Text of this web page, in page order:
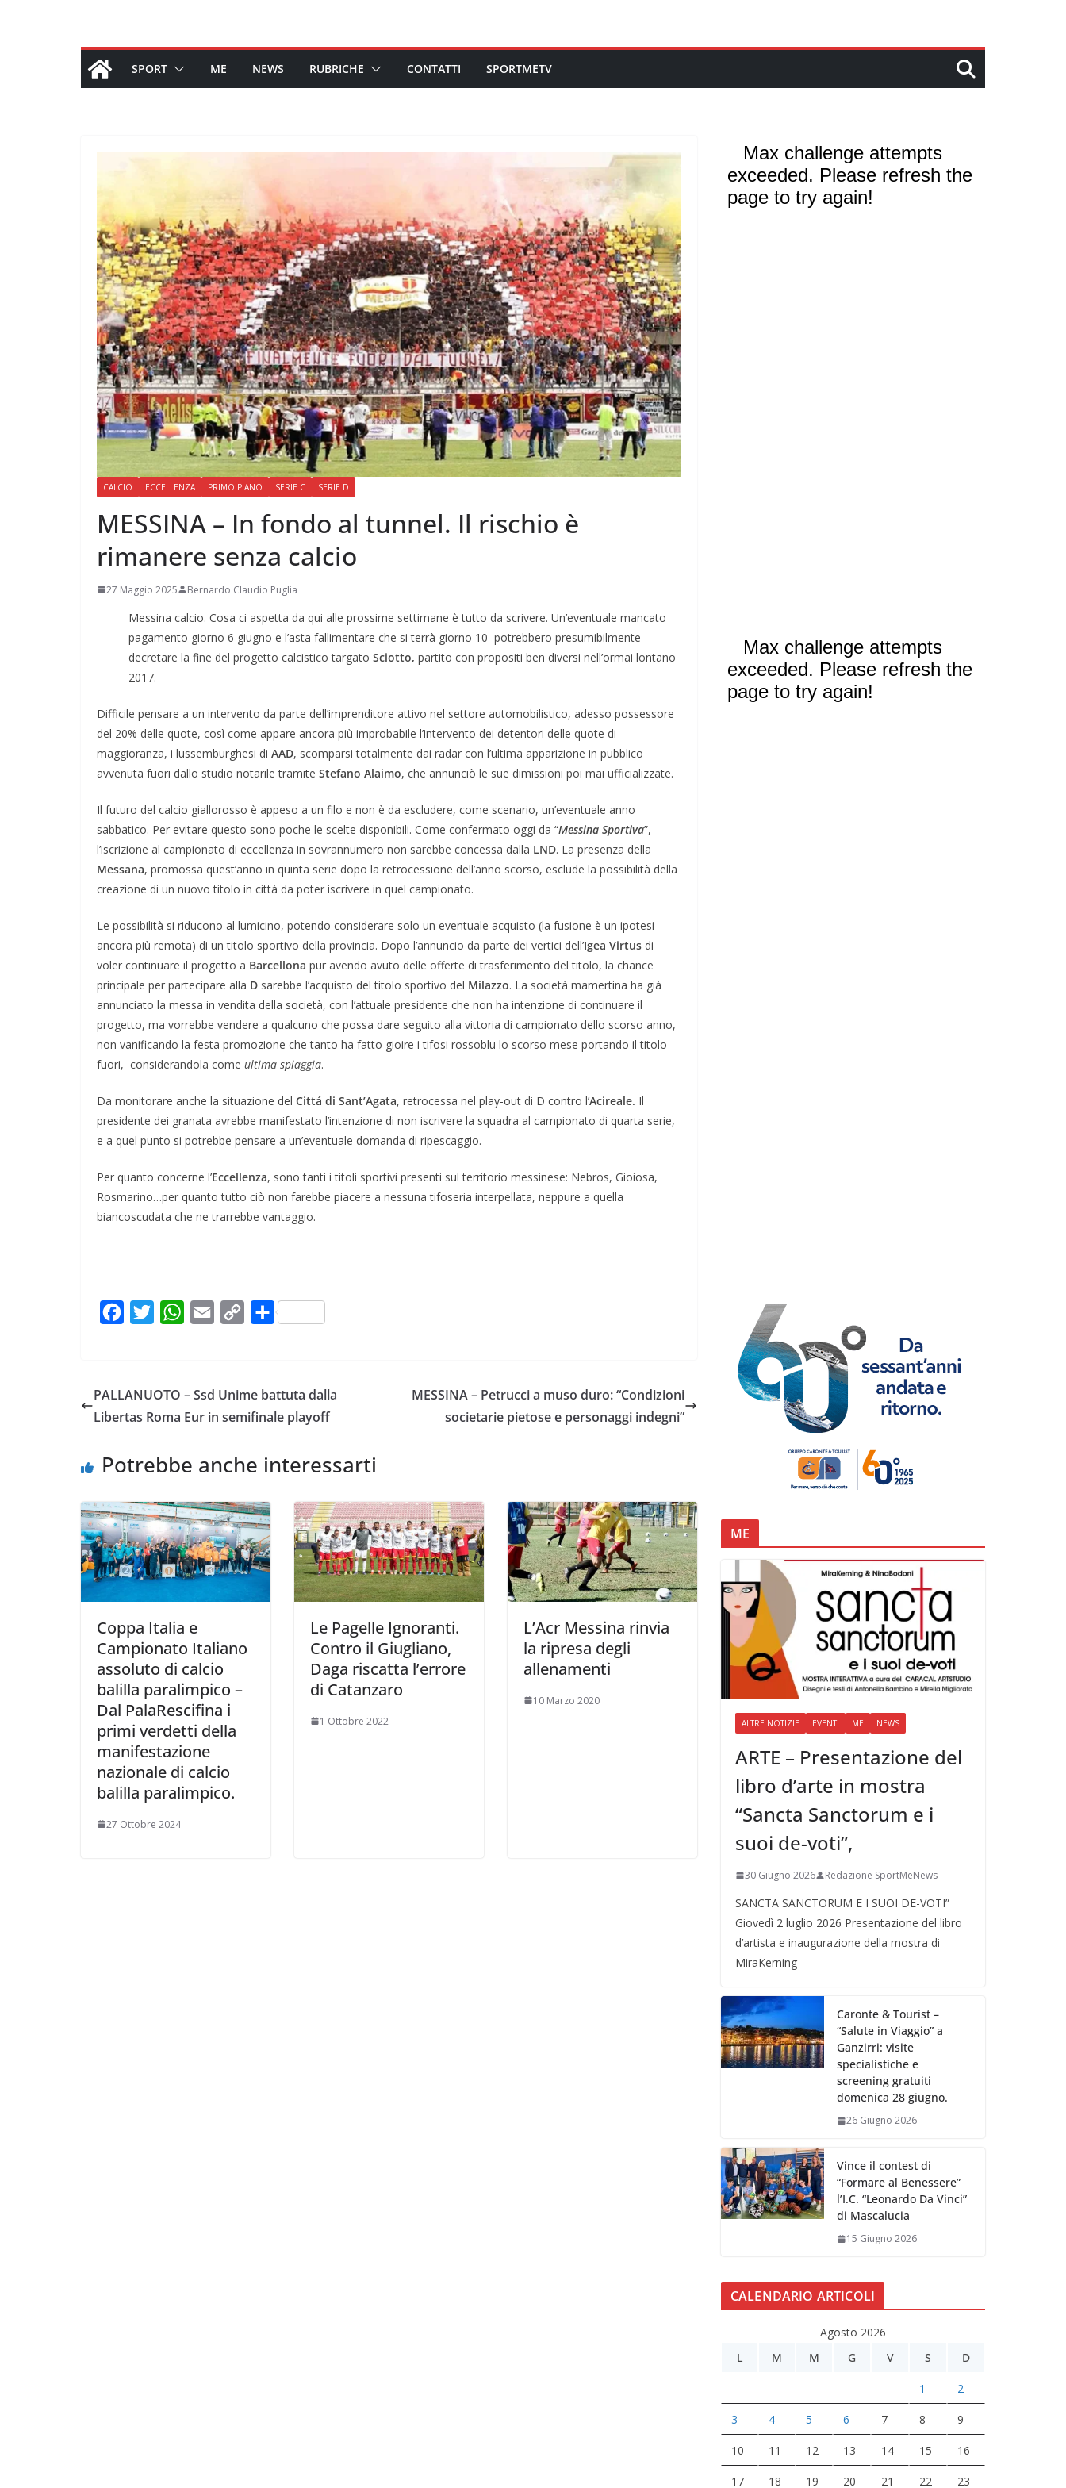
SPORT ME NEWS RUBRICHE CONTATTI SPORTMETV
CALCIO ECCELLENZA PRIMO PIANO SERIE C SERIE D
MESSINA – In fondo al tunnel. Il rischio è
rimanere senza calcio
27 Maggio 2025 Bernardo Claudio Puglia
Messina calcio. Cosa ci aspetta da qui alle prossime settimane è tutto da scrivere. Un’eventuale mancato
pagamento giorno 6 giugno e l’asta fallimentare che si terrà giorno 10 potrebbero presumibilmente
decretare la fine del progetto calcistico targato Sciotto, partito con propositi ben diversi nell’ormai lontano
2017.
Difficile pensare a un intervento da parte dell’imprenditore attivo nel settore automobilistico, adesso possessore
del 20% delle quote, così come appare ancora più improbabile l’intervento dei detentori delle quote di
maggioranza, i lussemburghesi di AAD, scomparsi totalmente dai radar con l’ultima apparizione in pubblico
avvenuta fuori dallo studio notarile tramite Stefano Alaimo, che annunciò le sue dimissioni poi mai ufficializzate.
Il futuro del calcio giallorosso è appeso a un filo e non è da escludere, come scenario, un’eventuale anno
sabbatico. Per evitare questo sono poche le scelte disponibili. Come confermato oggi da “Messina Sportiva”,
l’iscrizione al campionato di eccellenza in sovrannumero non sarebbe concessa dalla LND. La presenza della
Messana, promossa quest’anno in quinta serie dopo la retrocessione dell’anno scorso, esclude la possibilità della
creazione di un nuovo titolo in città da poter iscrivere in quel campionato.
Le possibilità si riducono al lumicino, potendo considerare solo un eventuale acquisto (la fusione è un ipotesi
ancora più remota) di un titolo sportivo della provincia. Dopo l’annuncio da parte dei vertici dell’Igea Virtus di
voler continuare il progetto a Barcellona pur avendo avuto delle offerte di trasferimento del titolo, la chance
principale per partecipare alla D sarebbe l’acquisto del titolo sportivo del Milazzo. La società mamertina ha già
annunciato la messa in vendita della società, con l’attuale presidente che non ha intenzione di continuare il
progetto, ma vorrebbe vendere a qualcuno che possa dare seguito alla vittoria di campionato dello scorso anno,
non vanificando la festa promozione che tanto ha fatto gioire i tifosi rossoblu lo scorso mese portando il titolo
fuori, considerandola come ultima spiaggia.
Da monitorare anche la situazione del Cittá di Sant’Agata, retrocessa nel play-out di D contro l’Acireale. Il
presidente dei granata avrebbe manifestato l’intenzione di non iscrivere la squadra al campionato di quarta serie,
e a quel punto si potrebbe pensare a un’eventuale domanda di ripescaggio.
Per quanto concerne l’Eccellenza, sono tanti i titoli sportivi presenti sul territorio messinese: Nebros, Gioiosa,
Rosmarino…per quanto tutto ciò non farebbe piacere a nessuna tifoseria interpellata, neppure a quella
biancoscudata che ne trarrebbe vantaggio.
o
r
W
C
i
PALLANUOTO – Ssd Unime battuta dalla
Libertas Roma Eur in semifinale playoff
MESSINA – Petrucci a muso duro: “Condizioni
societarie pietose e personaggi indegni”
Potrebbe anche interessarti
Coppa Italia e
Campionato Italiano
assoluto di calcio
balilla paralimpico –
Dal PalaRescifina i
primi verdetti della
manifestazione
nazionale di calcio
balilla paralimpico.
27 Ottobre 2024
Le Pagelle Ignoranti.
Contro il Giugliano,
Daga riscatta l’errore
di Catanzaro
1 Ottobre 2022
L’Acr Messina rinvia
la ripresa degli
allenamenti
10 Marzo 2020
ME
ALTRE NOTIZIE EVENTI ME NEWS
ARTE – Presentazione del
libro d’arte in mostra
“Sancta Sanctorum e i
suoi de-voti”,
30 Giugno 2026 Redazione SportMeNews
SANCTA SANCTORUM E I SUOI DE-VOTI”
Giovedì 2 luglio 2026 Presentazione del libro
d’artista e inaugurazione della mostra di
MiraKerning
Caronte & Tourist –
“Salute in Viaggio” a
Ganzirri: visite
specialistiche e
screening gratuiti
domenica 28 giugno.
26 Giugno 2026
Vince il contest di
“Formare al Benessere”
l’I.C. “Leonardo Da Vinci”
di Mascalucia
15 Giugno 2026
CALENDARIO ARTICOLI
Agosto 2026
L
M M G V S D
1 2
3 4 5 6 7 8 9
10 11 12 13 14 15 16
17 18 19 20 21 22 23